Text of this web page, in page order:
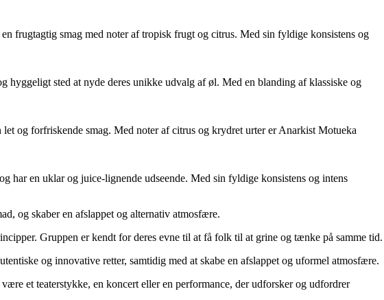
frugtagtig smag med noter af tropisk frugt og citrus. Med sin fyldige konsistens og
sted at nyde deres unikke udvalg af øl. Med en blanding af klassiske og
og forfriskende smag. Med noter af citrus og krydret urter er Anarkist Motueka
en uklar og juice-lignende udseende. Med sin fyldige konsistens og intens
og skaber en afslappet og alternativ atmosfære.
Gruppen er kendt for deres evne til at få folk til at grine og tænke på samme tid.
og innovative retter, samtidig med at skabe en afslappet og uformel atmosfære.
et teaterstykke, en koncert eller en performance, der udforsker og udfordrer